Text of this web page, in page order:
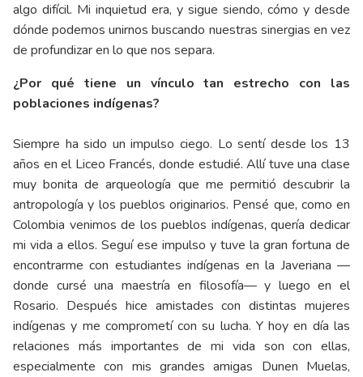
algo difícil. Mi inquietud era, y sigue siendo, cómo y desde
dónde podemos unirnos buscando nuestras sinergias en vez
de profundizar en lo que nos separa.
¿Por qué tiene un vínculo tan estrecho con las
poblaciones indígenas?
Siempre ha sido un impulso ciego. Lo sentí desde los 13
años en el Liceo Francés, donde estudié. Allí tuve una clase
muy bonita de arqueología que me permitió descubrir la
antropología y los pueblos originarios. Pensé que, como en
Colombia venimos de los pueblos indígenas, quería dedicar
mi vida a ellos. Seguí ese impulso y tuve la gran fortuna de
encontrarme con estudiantes indígenas en la Javeriana —
donde cursé una maestría en filosofía— y luego en el
Rosario. Después hice amistades con distintas mujeres
indígenas y me comprometí con su lucha. Y hoy en día las
relaciones más importantes de mi vida son con ellas,
especialmente con mis grandes amigas Dunen Muelas,